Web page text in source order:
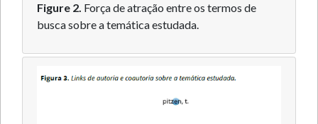
Figure 2. Força de atração entre os termos de
busca sobre a temática estudada.